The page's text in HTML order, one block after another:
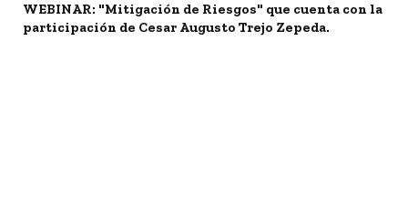
WEBINAR: "Mitigación de Riesgos" que cuenta con la
participación de Cesar Augusto Trejo Zepeda.